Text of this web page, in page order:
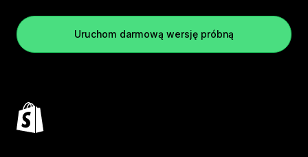
Uruchom darmową wersję próbną